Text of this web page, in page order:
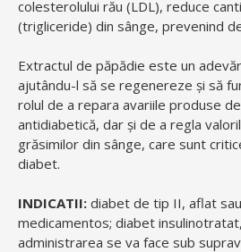
colesterolului rău (LDL), reduce
(trigliceride) din sânge, prevenind
Extractul de păpădie este un
ajutându-l să se regenereze și să
rolul de a repara avariile produse
antidiabetică, dar și de a regla
grăsimilor din sânge, care sunt
diabet.
INDICATII: diabet de tip II, aflat
medicamentos; diabet
administrarea se va face sub